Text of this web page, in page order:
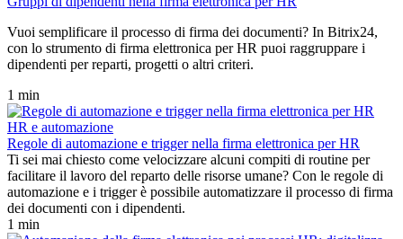
Vuoi semplificare il processo di firma dei documenti? In Bitrix24,
con lo strumento di firma elettronica per HR puoi raggruppare i
dipendenti per reparti, progetti o altri criteri.
1 min
HR e automazione
Regole di automazione e trigger nella firma elettronica per HR
Ti sei mai chiesto come velocizzare alcuni compiti di routine per
facilitare il lavoro del reparto delle risorse umane? Con le regole di
automazione e i trigger è possibile automatizzare il processo di firma
dei documenti con i dipendenti.
1 min